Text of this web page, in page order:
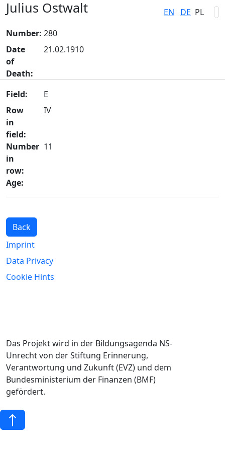
EN DE PL
Julius Ostwalt
Number: 280
Date
of
Death:
21.02.1910
Field:
E
Row
in
field:
IV
Number
in
row:
11
Age:
Back
Imprint
Data Privacy
Cookie Hints
Das Projekt wird in der Bildungsagenda NS-
Unrecht von der Stiftung Erinnerung,
Verantwortung und Zukunft (EVZ) und dem
Bundesministerium der Finanzen (BMF)
gefördert.